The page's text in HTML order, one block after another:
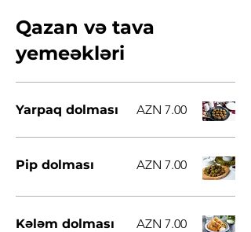
Qazan və tava
yemeəkləri
Yarpaq dolması AZN 7.00
Pip dolması AZN 7.00
Kələm dolması AZN 7.00